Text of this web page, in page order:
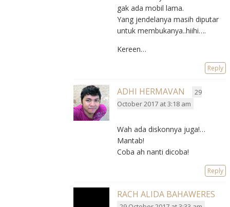
gak ada mobil lama.
Yang jendelanya masih diputar
untuk membukanya..hiihi….
Kereen…
Reply
ADHI HERMAVAN
29
October 2017 at 3:18 am
Wah ada diskonnya juga!…
Mantab!
Coba ah nanti dicoba!
Reply
RACH ALIDA BAHAWERES